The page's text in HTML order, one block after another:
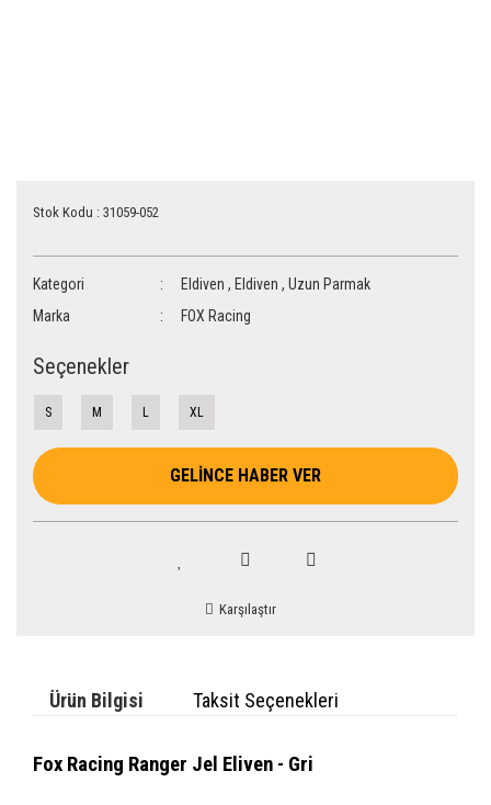
Stok Kodu : 31059-052
Kategori Eldiven , Eldiven ,Uzun Parmak
Marka
FOX Racing
Seçenekler
S M L XL
GELİNCE HABER VER
Karşılaştır
Ürün Bilgisi Taksit Seçenekleri
Fox Racing Ranger Jel Eliven - Gri